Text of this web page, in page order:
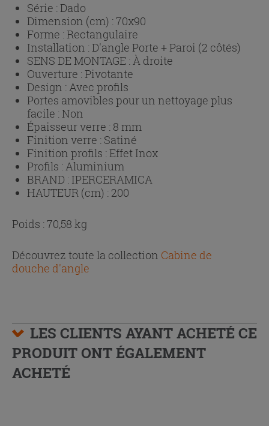
Série :Dado
Dimension (cm) :70x90
Forme :Rectangulaire
Installation :D'angle Porte + Paroi (2 côtés)
SENS DE MONTAGE :À droite
Ouverture :Pivotante
Design :Avec profils
Portes amovibles pour un nettoyage plus
facile :Non
Épaisseur verre : 8 mm
Finition verre : Satiné
Finition profils :Effet Inox
Profils :Aluminium
BRAND : IPERCERAMICA
HAUTEUR (cm) : 200
Poids : 70,58 kg
Découvrez toute la collection Cabine de
douche d'angle
LES CLIENTS AYANT ACHETÉ CE
PRODUIT ONT ÉGALEMENT
ACHETÉ